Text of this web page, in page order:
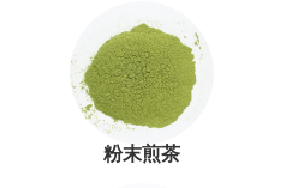
粉末煎茶